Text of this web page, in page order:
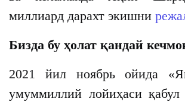
миллиард дарахт экишни
Бизда бу ҳолат қандай
2021 йил ноябрь ойида
умуммиллий лойиҳаси қабул